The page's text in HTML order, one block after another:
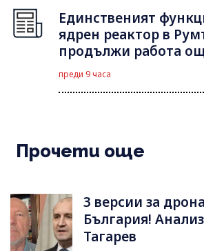
Единственият
ядрен реактор в
продължи работа
преди 9 часа
Прочети още
3 версии за
България!
Тагарев